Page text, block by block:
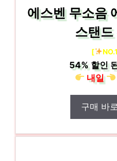
에스벤 무소음
스탠드
[
54%할인
내일
구매 바